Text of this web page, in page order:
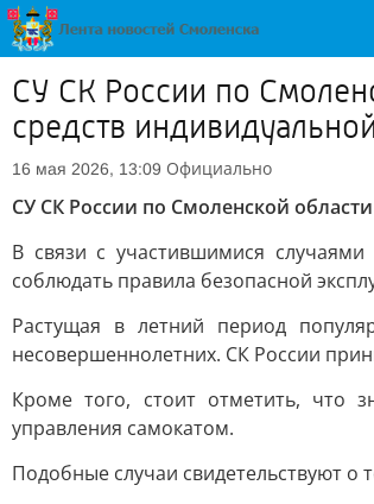
СУ СК России по
средств
16 мая 2026, 13:09 Официально
СУ СК России по Смоленской
В связи с участившимися случаями
соблюдать правила безопасной
Растущая в летний период
несовершеннолетних. СК России
Кроме того, стоит отметить, что
управления самокатом.
Подобные случаи свидетельствуют о